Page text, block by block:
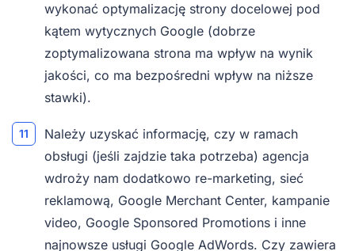
wykonać optymalizację strony docelowej pod
kątem wytycznych Google (dobrze
zoptymalizowana strona ma wpływ na wynik
jakości, co ma bezpośredni wpływ na niższe
stawki).
Należy uzyskać informację, czy w ramach
obsługi (jeśli zajdzie taka potrzeba) agencja
wdroży nam dodatkowo re-marketing, sieć
reklamową, Google Merchant Center, kampanie
video, Google Sponsored Promotions i inne
najnowsze usługi Google AdWords. Czy zawiera